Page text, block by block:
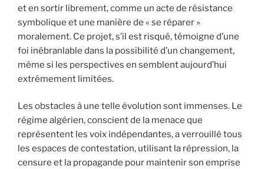
et en sortir librement, comme un acte de résistance
symbolique et une manière de « se réparer »
moralement. Ce projet, s’il est risqué, témoigne d’une
foi inébranlable dans la possibilité d’un changement,
même si les perspectives en semblent aujourd’hui
extrêmement limitées.
Les obstacles à une telle évolution sont immenses. Le
régime algérien, conscient de la menace que
représentent les voix indépendantes, a verrouillé tous
les espaces de contestation, utilisant la répression, la
censure et la propagande pour maintenir son emprise